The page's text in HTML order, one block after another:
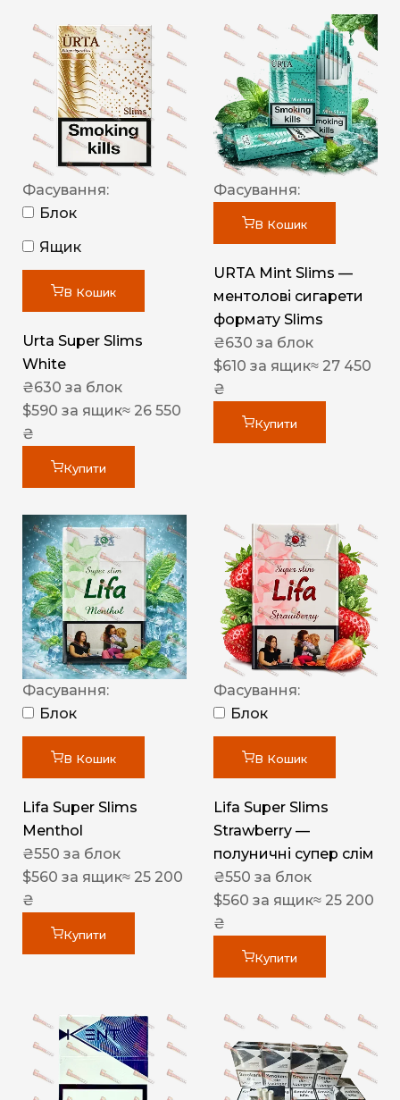
Фасування:
Блок
Ящик
В Кошик
Urta Super Slims
White
₴630 за блок
$590 за ящик≈ 26 550
₴
Купити
Фасування:
В Кошик
URTA Mint Slims —
ментолові сигарети
формату Slims
₴630 за блок
$610 за ящик≈ 27 450
₴
Купити
Фасування:
Блок
В Кошик
Lifa Super Slims
Menthol
₴550 за блок
$560 за ящик≈ 25 200
₴
Купити
Фасування:
Блок
В Кошик
Lifa Super Slims
Strawberry —
полуничні супер слім
₴550 за блок
$560 за ящик≈ 25 200
₴
Купити